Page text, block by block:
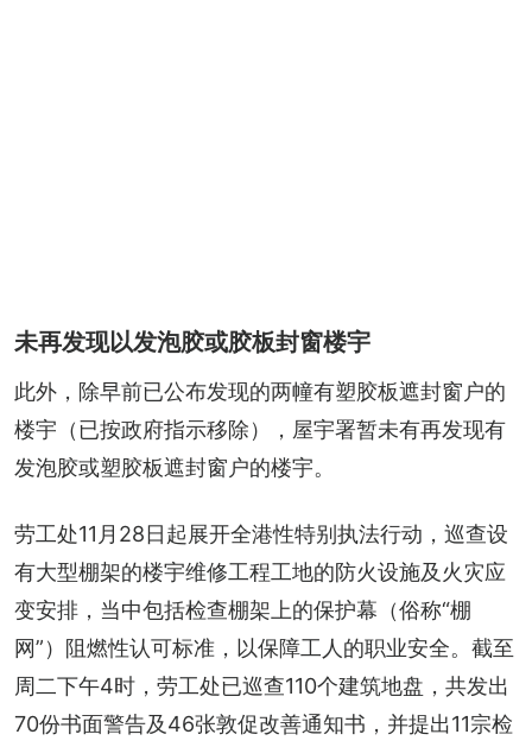
未再发现以发泡胶或胶板封窗楼宇
此外，除早前已公布发现的两幢有塑胶板遮封窗户的
楼宇（已按政府指示移除），屋宇署暂未有再发现有
发泡胶或塑胶板遮封窗户的楼宇。
劳工处11月28日起展开全港性特别执法行动，巡查设
有大型棚架的楼宇维修工程工地的防火设施及火灾应
变安排，当中包括检查棚架上的保护幕（俗称“棚
网”）阻燃性认可标准，以保障工人的职业安全。截至
周二下午4时，劳工处已巡查110个建筑地盘，共发出
70份书面警告及46张敦促改善通知书，并提出11宗检